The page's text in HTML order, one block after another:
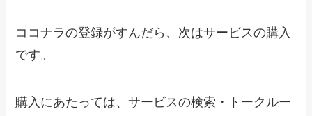
ココナラの登録がすんだら、次はサービスの購入
です。
購入にあたっては、サービスの検索・トークルー